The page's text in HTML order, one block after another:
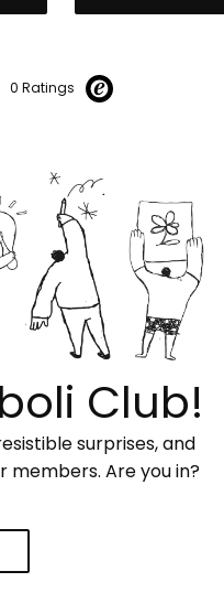
0 Ratings
Club!
surprises, and
members. Are you in?